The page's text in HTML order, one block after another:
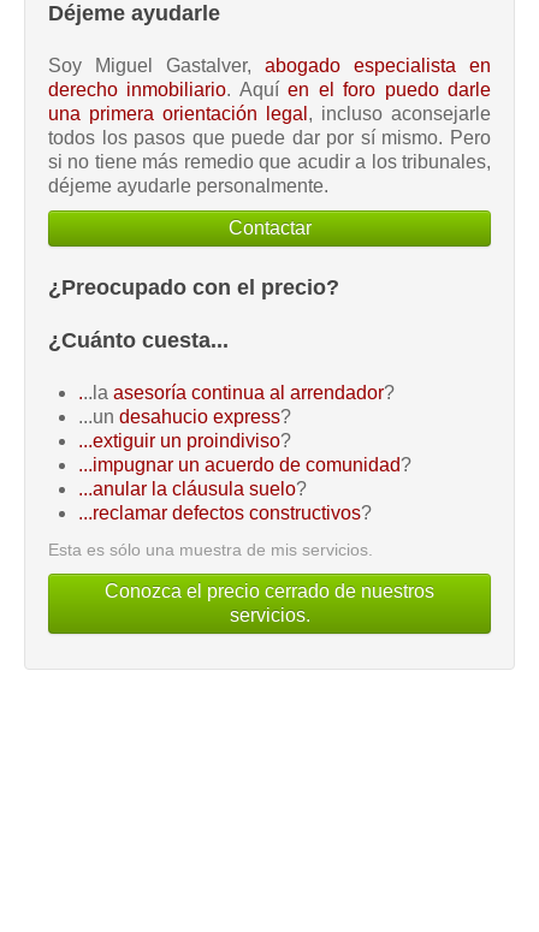
Déjeme ayudarle
Soy Miguel Gastalver, abogado especialista en
derecho inmobiliario. Aquíen el foro puedo darle
una primera orientación legal , incluso aconsejarle
todos los pasos que puede dar por sí mismo. Pero
si no tiene más remedio que acudir a los tribunales,
déjeme ayudarle personalmente.
Contactar
¿Preocupado con el precio?
¿Cuánto cuesta...
...la asesoría continua al arrendador?
...un desahucio express?
...extiguir un proindiviso?
...impugnar un acuerdo de comunidad?
...anular la cláusula suelo?
...reclamar defectos constructivos?
Esta es sólo una muestra de mis servicios.
Conozca el precio cerrado de nuestros
servicios.